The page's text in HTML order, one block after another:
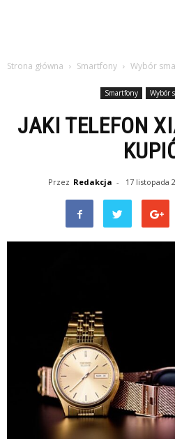
Strona główna Smartfony Wybór
Smartfony Wybór
JAKI TELEFON
Przez Redakcja - 17 listopada